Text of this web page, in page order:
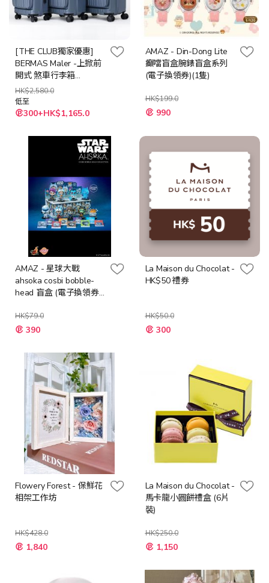
[THE CLUB獨家優惠]
BERMAS Maler -上掀前
開式 煞車行李箱
(20/26/29吋) (墨石黑/青
石藍/大象灰/抹茶拿鐵)
HK$2,580.0
低至
300+HK$1,165.0
AMAZ - Din-Dong Lite
癲噹盲盒腕錶盲盒系列
(電子換領券)(1隻)
HK$199.0
特
殊
格
990
AMAZ - 星球大戰
ahsoka cosbi bobble-
head 盲盒 (電子換領券)
HK$79.0
特
殊 390
La Maison du Chocolat -
HK$50 禮券
HK$50.0
特
殊 300
Flowery Forest - 保鮮花
相架工作坊
HK$428.0
特
殊 1,840
La Maison du Chocolat -
馬卡龍小圓餅禮盒 (6片
裝)
HK$250.0
特
殊
格
1,150